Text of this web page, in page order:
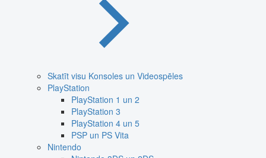
Skatīt visu Konsoles un Videospēles
PlayStation
PlayStation 1 un 2
PlayStation 3
PlayStation 4 un 5
PSP un PS Vita
Nintendo